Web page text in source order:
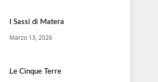
I Sassi di Matera
Marzo 13, 2026
Le Cinque Terre